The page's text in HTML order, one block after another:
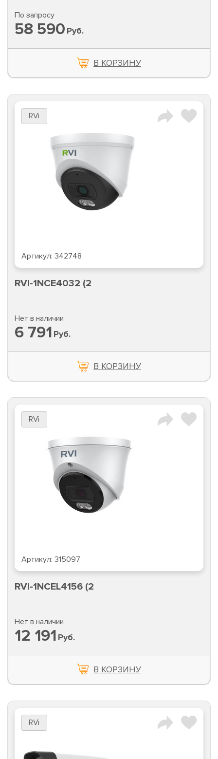
По запросу
58 590 Руб.
В КОРЗИНУ
RVi
Артикул: 342748
RVi-1NCE4032 (2
Нет в наличии
6 791 Руб.
В КОРЗИНУ
RVi
Артикул: 315097
RVi-1NCEL4156 (2
Нет в наличии
12 191 Руб.
В КОРЗИНУ
RVi